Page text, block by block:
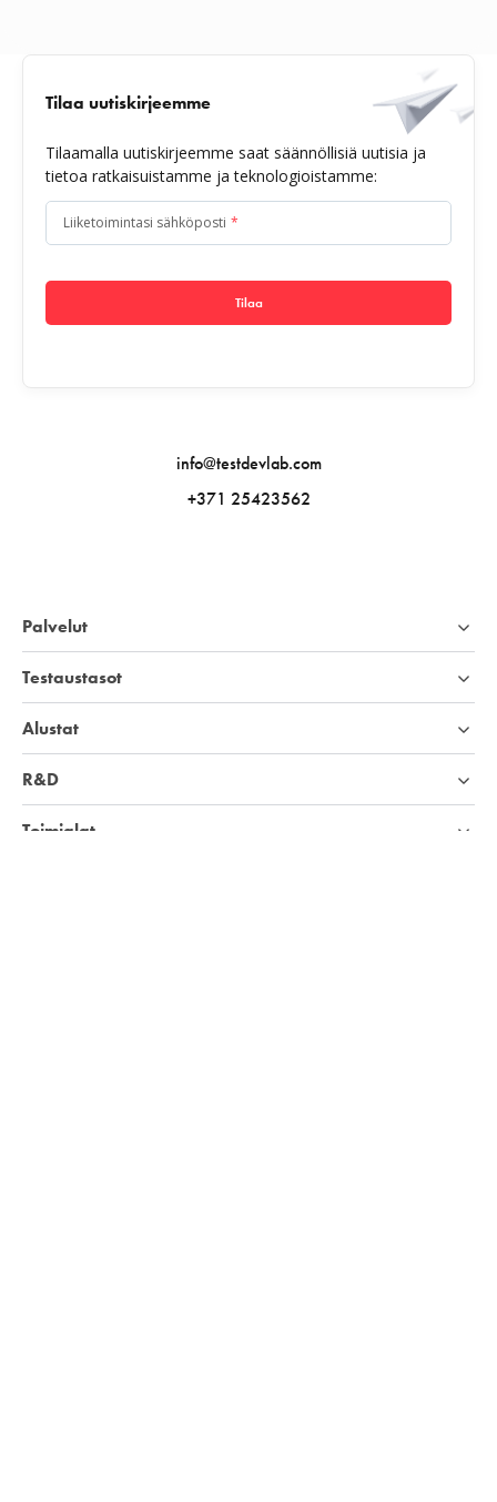
info@testdevlab.com
+371 25423562
Tilaa uutiskirjeemme
Tilaamalla uutiskirjeemme saat säännöllisiä uutisia ja
tietoa ratkaisuistamme ja teknologioistamme:
Liiketoimintasi sähköposti *
Tilaa
Palvelut
Testaustasot
Alustat
R&D
Toimialat